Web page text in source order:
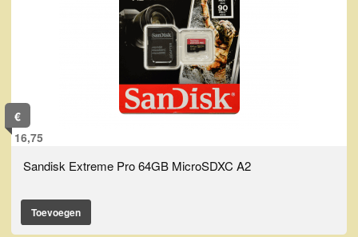
€
16,75
Sandisk Extreme Pro 64GB MicroSDXC A2
Toevoegen